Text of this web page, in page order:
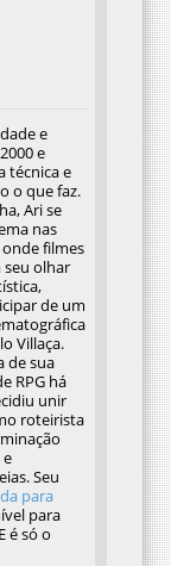
e
e
técnica e
o que faz.
Ari se
nas
filmes
seu olhar
de um
Villaça.
de sua
RPG há
unir
roteirista
e
Seu
para
para
é só o